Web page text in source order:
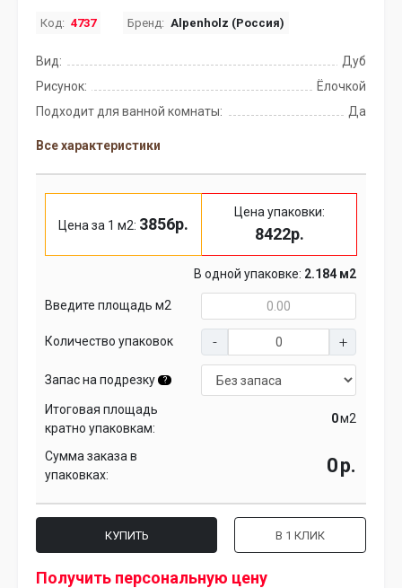
Код: 4737 Бренд: Alpenholz (Россия)
Вид:
Дуб
Рисунок:
Ёлочкой
Подходит для ванной комнаты:
Да
Все характеристики
Цена за 1 м2: 3856р.
Цена упаковки:
8422р.
В одной упаковке: 2.184 м2
Введите площадь м2
Количество упаковок
Запас на подрезку ?
Итоговая площадь
кратно упаковкам:
м2
Сумма заказа в
упаковках:
р.
КУПИТЬ В 1 КЛИК
Получить персональную цену